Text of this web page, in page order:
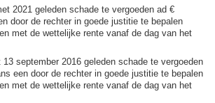
2021 geleden schade te vergoeden ad €
door de rechter in goede justitie te bepalen
met de wettelijke rente vanaf de dag van het
september 2016 geleden schade te vergoeden
een door de rechter in goede justitie te bepalen
met de wettelijke rente vanaf de dag van het